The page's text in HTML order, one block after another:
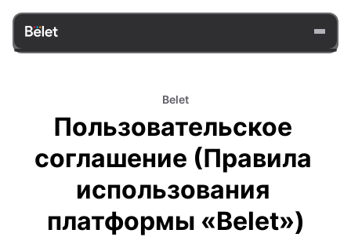
Belet
Пользовательское
соглашение (Правила
использования
платформы «Belet»)